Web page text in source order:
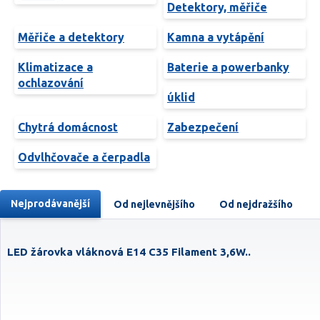
Detektory, měřiče
Měřiče a detektory Kamna a vytápění
Klimatizace a
ochlazování
Baterie a powerbanky
úklid
Chytrá domácnost Zabezpečení
Odvlhčovače a čerpadla
Nejprodávanější Od nejlevnějšího Od nejdražšího
LED žárovka vláknová E14 C35 Filament 3,6W..